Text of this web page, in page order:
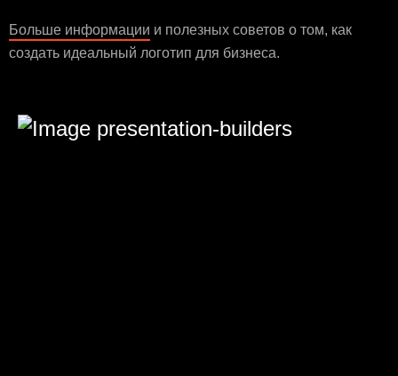
Больше информации и полезных советов о том, как
создать идеальный логотип для бизнеса.